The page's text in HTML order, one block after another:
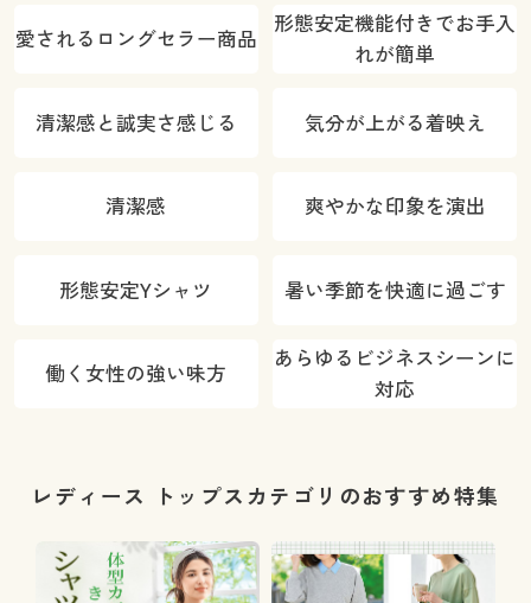
愛されるロングセラー商品
形態安定機能付きでお手入
れが簡単
清潔感と誠実さ感じる 気分が上がる着映え
清潔感 爽やかな印象を演出
形態安定Yシャツ 暑い季節を快適に過ごす
働く女性の強い味方
あらゆるビジネスシーンに
対応
レディース トップスカテゴリのおすすめ特集